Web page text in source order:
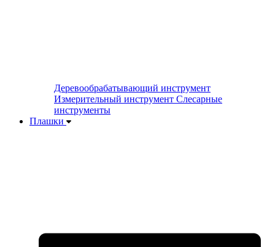
Деревообрабатывающий инструмент
Измерительный инструмент Слесарные
инструменты
Плашки